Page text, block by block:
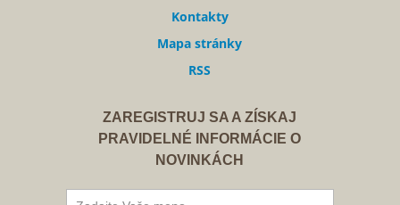
Kontakty
Mapa stránky
RSS
ZAREGISTRUJ SA A ZÍSKAJ
PRAVIDELNÉ INFORMÁCIE O
NOVINKÁCH